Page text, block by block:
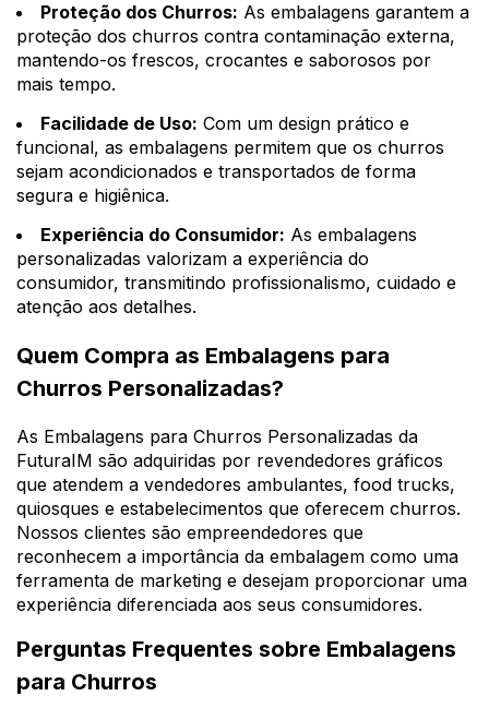
Proteção dos Churros: As embalagens garantem a
proteção dos churros contra contaminação externa,
mantendo-os frescos, crocantes e saborosos por
mais tempo.
Facilidade de Uso: Com um design prático e
funcional, as embalagens permitem que os churros
sejam acondicionados e transportados de forma
segura e higiênica.
Experiência do Consumidor: As embalagens
personalizadas valorizam a experiência do
consumidor, transmitindo profissionalismo, cuidado e
atenção aos detalhes.
Quem Compra as Embalagens para
Churros Personalizadas?
As Embalagens para Churros Personalizadas da
FuturaIM são adquiridas por revendedores gráficos
que atendem a vendedores ambulantes, food trucks,
quiosques e estabelecimentos que oferecem churros.
Nossos clientes são empreendedores que
reconhecem a importância da embalagem como uma
ferramenta de marketing e desejam proporcionar uma
experiência diferenciada aos seus consumidores.
Perguntas Frequentes sobre Embalagens
para Churros